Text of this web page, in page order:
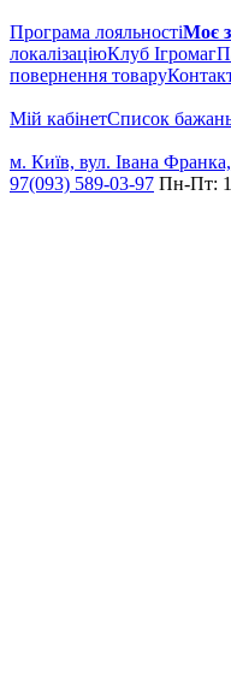
Програма лояльностіМоє
локалізаціюКлуб Ігромаг
повернення товару
Мій кабінетCписок
м. Київ, вул. Івана
97(093) 589-03-97 Пн-Пт: